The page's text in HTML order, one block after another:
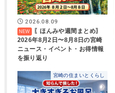
2026.08.09
〖ほんみや週間まとめ〗
2026年8月2日〜8月8日の宮崎
ニュース・イベント・お得情報
を振り返り
宮崎の住まいとくらし